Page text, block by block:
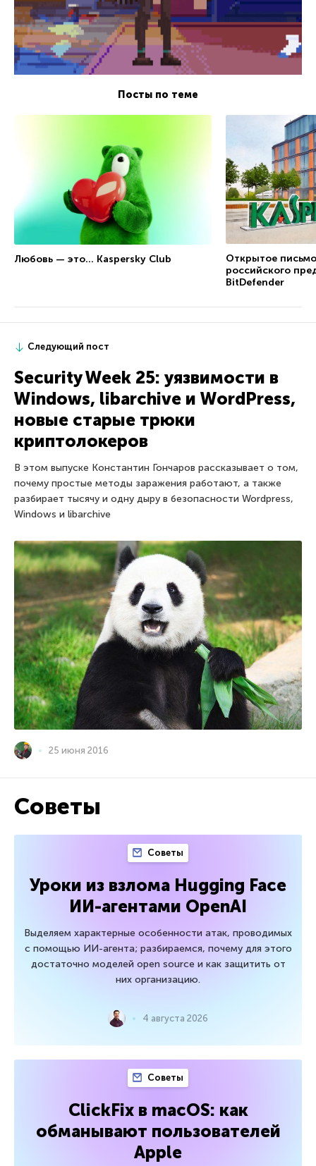
Посты по теме
Любовь — это… Kaspersky Club
Открытое
российского
BitDefender
Следующий пост
Security Week 25: уязвимости в
Windows, libarchive и WordPress,
новые старые трюки
криптолокеров
В этом выпуске Константин Гончаров рассказывает о том,
почему простые методы заражения работают, а также
разбирает тысячу и одну дыру в безопасности Wordpress,
Windows и libarchive
25 июня 2016
Советы
Советы
Уроки из взлома Hugging Face
ИИ-агентами OpenAI
Выделяем характерные особенности атак, проводимых
с помощью ИИ-агента; разбираемся, почему для этого
достаточно моделей open source и как защитить от
них организацию.
4 августа 2026
Советы
ClickFix в macOS: как
обманывают пользователей
Apple